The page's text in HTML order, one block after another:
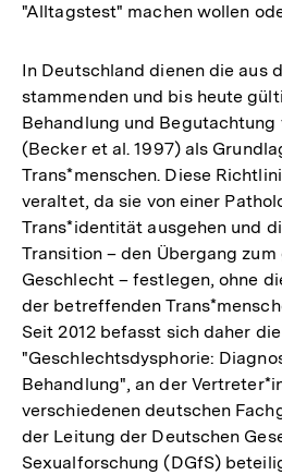
"Alltagstest" machen wollen
In Deutschland dienen die aus
stammenden und bis heute
Behandlung und Begutachtung
(Becker et al. 1997) als
Trans*menschen. Diese
veraltet, da sie von einer
Trans*identität ausgehen und
Transition – den Übergang
Geschlecht – festlegen, ohne
der betreffenden
Seit 2012 befasst sich daher
"Geschlechtsdysphorie:
Behandlung", an der
verschiedenen deutschen
der Leitung der Deutschen
Sexualforschung (DGfS)